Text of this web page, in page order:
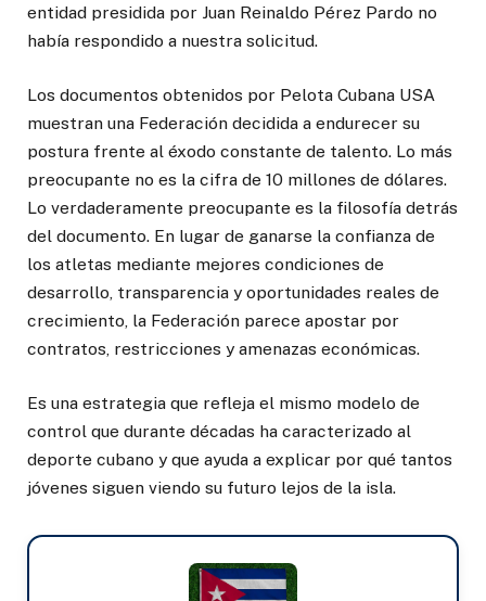
entidad presidida por Juan Reinaldo Pérez Pardo no
había respondido a nuestra solicitud.
Los documentos obtenidos por Pelota Cubana USA
muestran una Federación decidida a endurecer su
postura frente al éxodo constante de talento. Lo más
preocupante no es la cifra de 10 millones de dólares.
Lo verdaderamente preocupante es la filosofía detrás
del documento. En lugar de ganarse la confianza de
los atletas mediante mejores condiciones de
desarrollo, transparencia y oportunidades reales de
crecimiento, la Federación parece apostar por
contratos, restricciones y amenazas económicas.
Es una estrategia que refleja el mismo modelo de
control que durante décadas ha caracterizado al
deporte cubano y que ayuda a explicar por qué tantos
jóvenes siguen viendo su futuro lejos de la isla.